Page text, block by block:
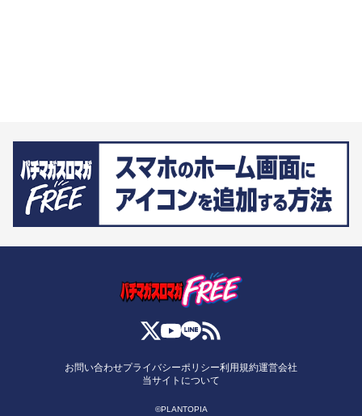
お問い合わせプライバシーポリシー利用規約運営会社
当サイトについて
©PLANTOPIA